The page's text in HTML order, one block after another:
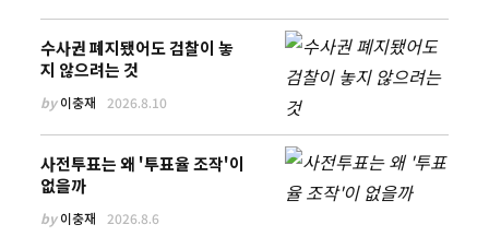
수사권 폐지됐어도 검찰이 놓
지 않으려는 것
by이충재 2026.8.10
사전투표는 왜 '투표율 조작'이
없을까
by이충재 2026.8.6